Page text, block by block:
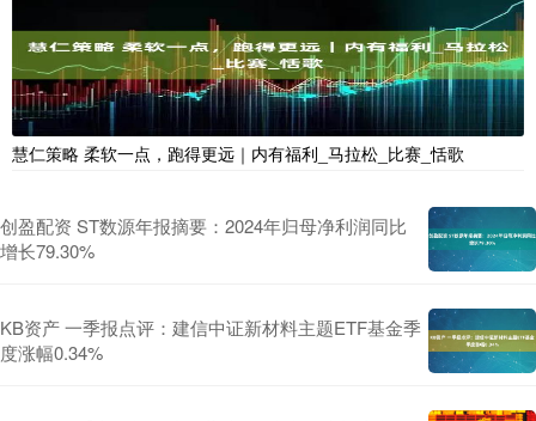
慧仁策略 柔软一点，跑得更远｜内有福利_马拉松_比赛_恬歌
创盈配资 ST数源年报摘要：2024年归母净利润同比
增长79.30%
KB资产 一季报点评：建信中证新材料主题ETF基金季
度涨幅0.34%